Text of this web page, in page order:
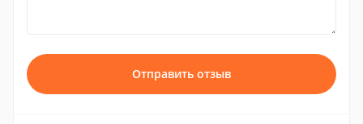
Отправить отзыв